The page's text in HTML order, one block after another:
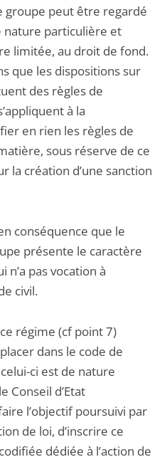
groupe peut être regardé
nature particulière et
limitée, au droit de fond.
que les dispositions sur
des règles de
à la
en rien les règles de
sous réserve de ce
la création d’une sanction
conséquence que le
présente le caractère
n’a pas vocation à
civil.
régime (cf point 7)
dans le code de
ci est de nature
Conseil d’Etat
l’objectif poursuivi par
de loi, d’inscrire ce
dédiée à l’action de